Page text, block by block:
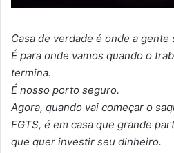
Casa de verdade é onde a gente
É para onde vamos quando o
termina.
É nosso porto seguro.
Agora, quando vai começar o
FGTS, é em casa que grande
que quer investir seu dinheiro.